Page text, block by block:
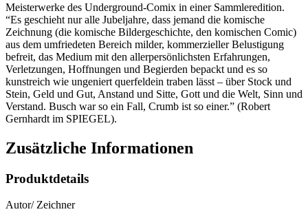
Meisterwerke des Underground-Comix in einer Sammleredition.
“Es geschieht nur alle Jubeljahre, dass jemand die komische
Zeichnung (die komische Bildergeschichte, den komischen Comic)
aus dem umfriedeten Bereich milder, kommerzieller Belustigung
befreit, das Medium mit den allerpersönlichsten Erfahrungen,
Verletzungen, Hoffnungen und Begierden bepackt und es so
kunstreich wie ungeniert querfeldein traben lässt – über Stock und
Stein, Geld und Gut, Anstand und Sitte, Gott und die Welt, Sinn und
Verstand. Busch war so ein Fall, Crumb ist so einer.” (Robert
Gernhardt im SPIEGEL).
Zusätzliche Informationen
Produktdetails
Autor/ Zeichner